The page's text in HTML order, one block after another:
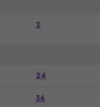
2
24
36